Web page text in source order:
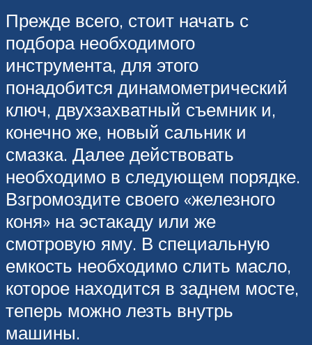
Прежде всего, стоит начать с
подбора необходимого
инструмента, для этого
понадобится динамометрический
ключ, двухзахватный съемник и,
конечно же, новый сальник и
смазка. Далее действовать
необходимо в следующем порядке.
Взгромоздите своего «железного
коня» на эстакаду или же
смотровую яму. В специальную
емкость необходимо слить масло,
которое находится в заднем мосте,
теперь можно лезть внутрь
машины.